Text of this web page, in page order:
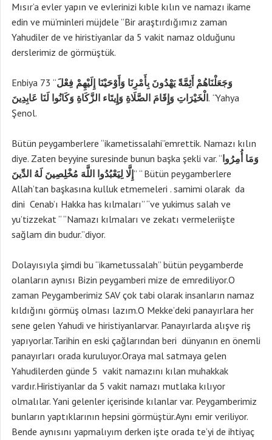
Mısır’a evler yapın ve evlerinizi kıble kılın ve namazı ikame
edin ve mü’minleri müjdele ”Bir araştırdığımız zaman
Yahudiler de ve hiristiyanlar da 5 vakit namaz olduğunu
derslerimiz de görmüştük.
Enbiya 73 “وَجَعَلْنَاهُمْ أَئِمَّةً يَهْدُونَ بِأَمْرِنَا وَأَوْحَيْنَا إِلَيْهِمْ فِعْلَ
الْخَيْرَاتِ وَإِقَامَ الصَّلَاةِ وَإِيتَاء الزَّكَاةِ وَكَانُوا لَنَا عَابِدِينَ. “Yahya
Şenol.
Bütün peygamberlere “ikametissalahi”emrettik. Namazı kılın
diye. Zaten beyyine suresinde bunun başka şekli var. “وَمَا أُمِرُوا
إِلَّا لِيَعْبُدُوا اللَّهَ مُخْلِصِينَ لَهُ الدِّينَ” “ Bütün peygamberlere
Allah’tan başkasına kulluk etmemeleri . samimi olarak da
dini Cenab’ı Hakka has kılmaları” “ve yukimus salah ve
yu’tizzekat “ “Namazı kılmaları ve zekatı vermeleriişte
sağlam din budur.”diyor.
Dolayısıyla şimdi bu “ikametussalah” bütün peygamberde
olanların aynısı Bizin peygamberi mize de emrediliyor.O
zaman Peygamberimiz SAV çok tabi olarak insanların namaz
kıldığını görmüş olması lazım.O Mekke’deki panayırlara her
sene gelen Yahudi ve hiristiyanlarvar. Panayırlarda alışve riş
yapıyorlar.Tarihin en eski çağlarından beri dünyanın en önemli
panayırları orada kuruluyor.Oraya mal satmaya gelen
Yahudilerden günde 5 vakit namazını kılan muhakkak
vardır.Hiristiyanlar da 5 vakit namazı mutlaka kılıyor
olmalılar. Yani gelenler içerisinde kılanlar var. Peygamberimiz
bunların yaptıklarının hepsini görmüştür.Aynı emir veriliyor.
Bende aynısını yapmalıyım derken işte orada te’yi de ihtiyaç